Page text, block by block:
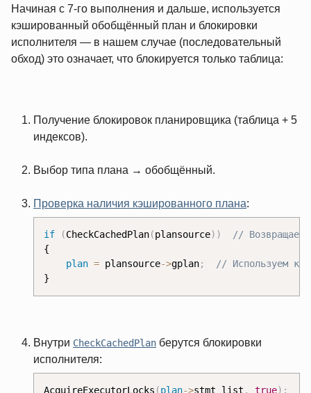
Начиная с 7‑го выполнения и дальше, используется
кэшированный обобщённый план и блокировки
исполнителя — в нашем случае (последовательный
обход) это означает, что блокируется только таблица:
Получение блокировок планировщика (таблица + 5
индексов).
Выбор типа плана → обобщённый.
Проверка наличия кэшированного плана:
if (CheckCachedPlan(plansource) )
{
plan = plansource->gplan;
}
Внутри CheckCachedPlan берутся блокировки
исполнителя:
AcquireExecutorLocks (plan->stmt_list , true) ;